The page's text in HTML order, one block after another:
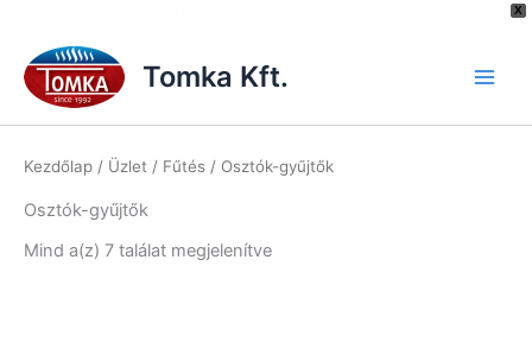
X
content
Tomka Kft.
Kezdőlap / Üzlet / Fűtés / Osztók-gyűjtők
Osztók-gyűjtők
Mind a(z) 7 találat megjelenítve